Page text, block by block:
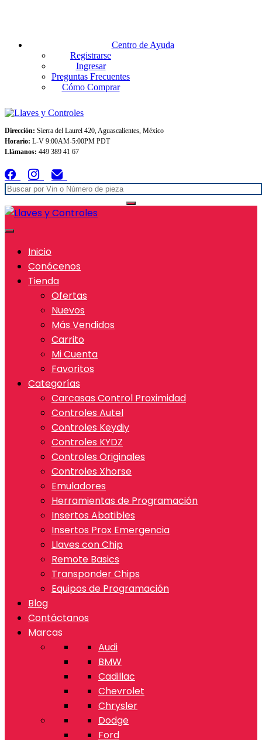
Centro de Ayuda
Registrarse
Ingresar
Preguntas Frecuentes
Cómo Comprar
Dirección: Sierra del Laurel 420, Aguascalientes, México
Horario: L-V 9:00AM-5:00PM PDT
Llámanos: 449 389 41 67
Inicio
Conócenos
Tienda
Ofertas
Nuevos
Más Vendidos
Carrito
Mi Cuenta
Favoritos
Categorías
Carcasas Control Proximidad
Controles Autel
Controles Keydiy
Controles KYDZ
Controles Originales
Controles Xhorse
Emuladores
Herramientas de Programación
Insertos Abatibles
Insertos Prox Emergencia
Llaves con Chip
Remote Basics
Transponder Chips
Equipos de Programación
Blog
Contáctanos
Marcas
Audi
BMW
Cadillac
Chevrolet
Chrysler
Dodge
Ford